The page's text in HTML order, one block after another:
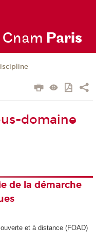
Cnam Paris
domaine
de la démarche
et à distance (FOAD)